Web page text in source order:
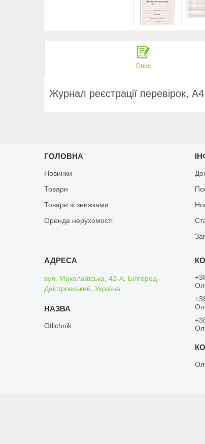
Опис
Журнал реєстрації перевірок,
ГОЛОВНА
Новинки
Товари
Товари зі знижками
Оренда нерухомості
вул. Миколаївська, 42-А, Білгород-
Дністровський, Україна
Otlichnik